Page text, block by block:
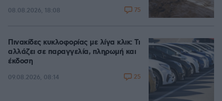
08.08.2026, 18:08 75
Πινακίδες κυκλοφορίας με λίγα κλικ: Τι
αλλάζει σε παραγγελία, πληρωμή και
έκδοση
09.08.2026, 08:14 25